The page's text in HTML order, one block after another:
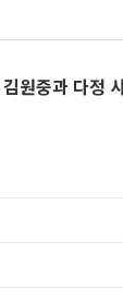
원중과 다정